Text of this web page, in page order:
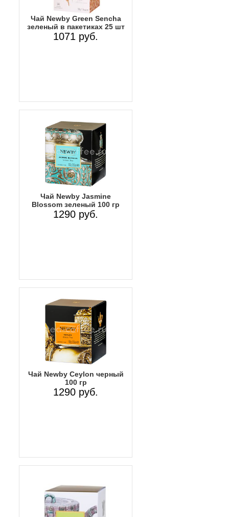
Чай Newby Green Sencha
зеленый в пакетиках 25 шт
1071 руб.
Чай Newby Jasmine
Blossom зеленый 100 гр
1290 руб.
Чай Newby Ceylon черный
100 гр
1290 руб.